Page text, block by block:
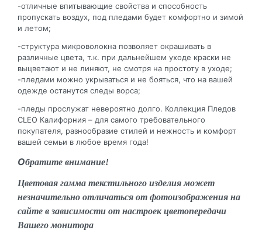
-отличные впитывающие свойства и способность
пропускать воздух, под пледами будет комфортно и зимой
и летом;
-структура микроволокна позволяет окрашивать в
различные цвета, т.к. при дальнейшем уходе краски не
выцветают и не линяют, не смотря на простоту в уходе;
-пледами можно укрываться и не бояться, что на вашей
одежде останутся следы ворса;
-пледы прослужат невероятно долго. Коллекция Пледов
CLEO Калифорния – для самого требовательного
покупателя, разнообразие стилей и нежность и комфорт
вашей семьи в любое время года!
Обратите внимание!
Цветовая гамма текстильного изделия может
незначительно отличаться от фотоизображения на
сайте в зависимости от настроек цветопередачи
Вашего монитора